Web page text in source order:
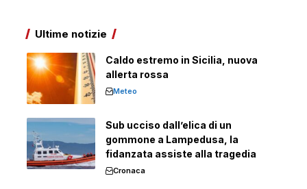
Ultime notizie
Caldo estremo in Sicilia, nuova
allerta rossa
Meteo
Sub ucciso dall’elica di un
gommone a Lampedusa, la
fidanzata assiste alla tragedia
Cronaca